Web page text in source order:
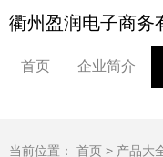
衢州盈润电子商务
首页 企业简介
当前位置： 首页 > 产品大